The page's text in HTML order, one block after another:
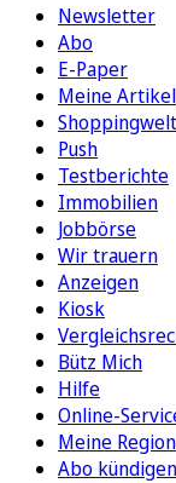
Newsletter
Abo
E-Paper
Meine Artikel
Shoppingwelt
Push
Testberichte
Immobilien
Jobbörse
Wir trauern
Anzeigen
Kiosk
Bütz Mich
Hilfe
Online-
Meine Region
Abo kündigen